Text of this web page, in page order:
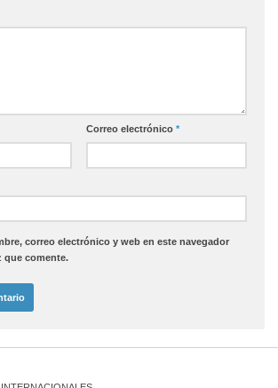
Correo electrónico *
correo electrónico y web en este navegador
que comente.